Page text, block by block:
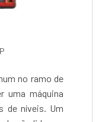
no ramo de
uma máquina
de níveis. Um